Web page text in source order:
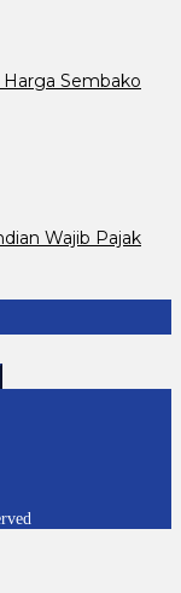
Sembako
Wajib Pajak